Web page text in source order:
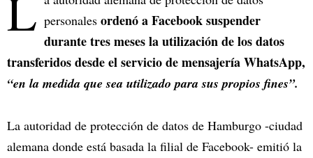
personales ordenó a Facebook suspender
durante tres meses la utilización de los datos
transferidos desde el servicio de mensajería WhatsApp,
“en la medida que sea utilizado para sus propios fines”.
La autoridad de protección de datos de Hamburgo -ciudad
alemana donde está basada la filial de Facebook- emitió la